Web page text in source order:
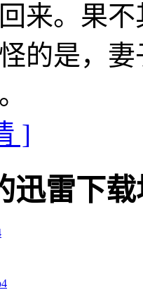
来。果
的是，
]
雷下载